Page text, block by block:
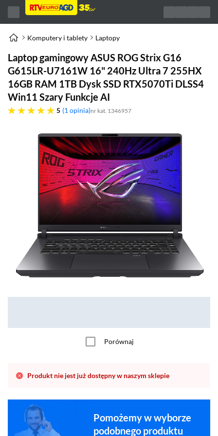
Komputery i tablety Laptopy
Laptop gamingowy ASUS ROG Strix G16
G615LR-U7161W 16" 240Hz Ultra 7 255HX
16GB RAM 1TB Dysk SSD RTX5070Ti DLSS4
Win11 Szary Funkcje AI
5
pięć gwiazdek 1 opinia nr kat. 1346957
Porównaj
Produkt nie jest już dostępny w naszym sklepie
Pomożemy w wyborze
podobnego produktu